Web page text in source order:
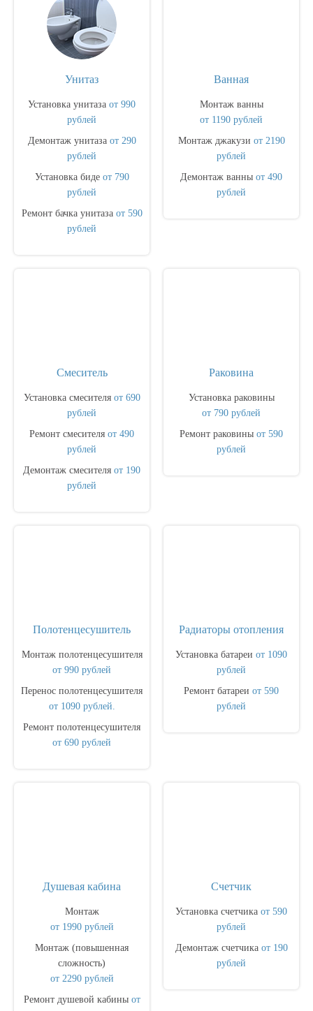
Унитаз
Установка унитаза от 990
рублей
Демонтаж унитаза от 290
рублей
Установка биде от 790
рублей
Ремонт бачка унитаза от 590
рублей
Ванная
Монтаж ванны
от 1190 рублей
Монтаж джакузи от 2190
рублей
Демонтаж ванны от 490
рублей
Смеситель
Установка смесителя от 690
рублей
Ремонт смесителя от 490
рублей
Демонтаж смесителя от 190
рублей
Раковина
Установка раковины
от 790 рублей
Ремонт раковины от 590
рублей
Полотенцесушитель
Монтаж полотенцесушителя
от 990 рублей
Перенос полотенцесушителя
от 1090 рублей.
Ремонт полотенцесушителя
от 690 рублей
Радиаторы отопления
Установка батареи от 1090
рублей
Ремонт батареи от 590
рублей
Душевая кабина
Монтаж
от 1990 рублей
Монтаж (повышенная
сложность)
от 2290 рублей
Ремонт душевой кабины от
Счетчик
Установка счетчика от 590
рублей
Демонтаж счетчика от 190
рублей